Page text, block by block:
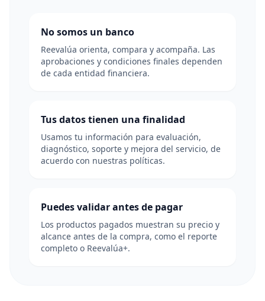
No somos un banco
Reevalúa orienta, compara y acompaña. Las
aprobaciones y condiciones finales dependen
de cada entidad financiera.
Tus datos tienen una finalidad
Usamos tu información para evaluación,
diagnóstico, soporte y mejora del servicio, de
acuerdo con nuestras políticas.
Puedes validar antes de pagar
Los productos pagados muestran su precio y
alcance antes de la compra, como el reporte
completo o Reevalúa+.